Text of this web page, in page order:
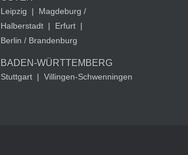
Leipzig |
Magdeburg /
Halberstadt | Erfurt |
Berlin / Brandenburg
BADEN-WÜRTTEMBERG
Stuttgart | Villingen-Schwenningen